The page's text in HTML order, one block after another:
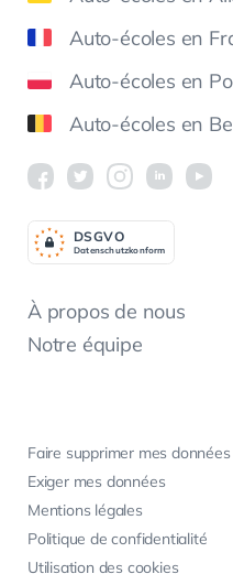
Auto-écoles en
Auto-écoles en
Auto-écoles en
À propos de nous
Notre équipe
Faire supprimer mes données
Exiger mes données
Mentions légales
Politique de confidentialité
Utilisation des cookies
Datenschutzkonform
DSGVO